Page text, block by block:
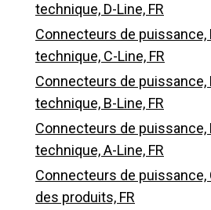
technique, D-Line, FR
Connecteurs de puissance,
technique, C-Line, FR
Connecteurs de puissance,
technique, B-Line, FR
Connecteurs de puissance,
technique, A-Line, FR
Connecteurs de puissance,
des produits, FR